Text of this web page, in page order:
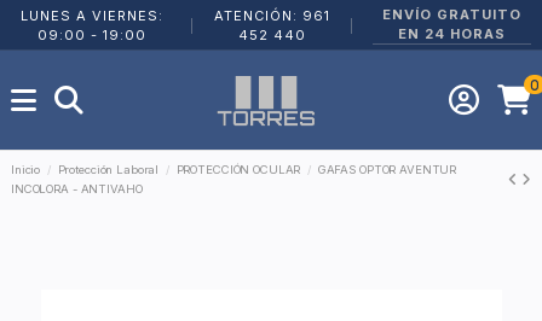
LUNES A VIERNES:
09:00 - 19:00
ATENCIÓN: 961
452 440
ENVÍO GRATUITO
EN 24 HORAS
0
Inicio Protección Laboral PROTECCIÓN OCULAR
GAFAS OPTOR AVENTUR
INCOLORA - ANTIVAHO